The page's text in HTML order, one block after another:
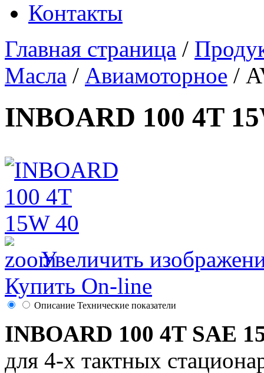
Контакты
Главная страница /
Масла / Авиамоторное /
INBOARD 100 4T
Увеличить
Купить On-line
Описание Технические показатели
INBOARD 100 4T SAE
для 4-х тактных